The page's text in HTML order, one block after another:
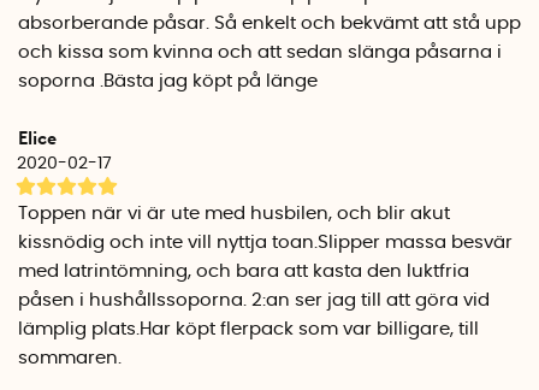
absorberande påsar. Så enkelt och bekvämt att stå upp
och kissa som kvinna och att sedan slänga påsarna i
soporna .Bästa jag köpt på länge
Elice
2020-02-17
Toppen när vi är ute med husbilen, och blir akut
kissnödig och inte vill nyttja toan.Slipper massa besvär
med latrintömning, och bara att kasta den luktfria
påsen i hushållssoporna. 2:an ser jag till att göra vid
lämplig plats.Har köpt flerpack som var billigare, till
sommaren.